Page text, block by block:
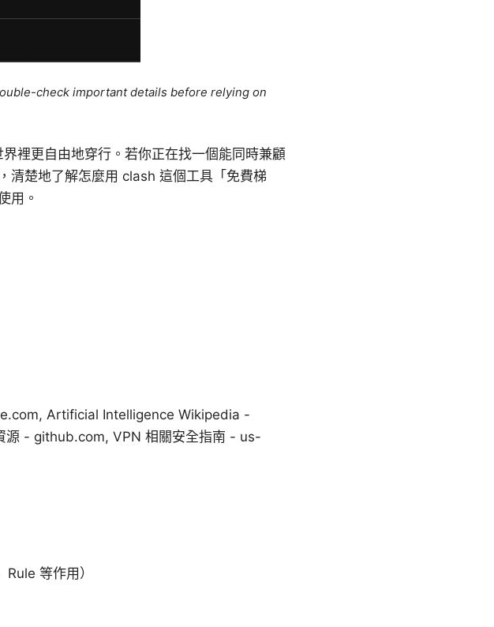
check important details before relying on
裡更自由地穿行。若你正在找一個能同時兼顧
清楚地了解怎麼用 clash 這個工具「免費梯
用。
Artificial Intelligence Wikipedia -
- github.com, VPN 相關安全指南 - us-
等作用）